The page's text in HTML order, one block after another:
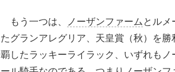
もう一つは、 ノーザンファーム とルメ
たグランアレグリア、天皇賞（秋）を
覇したラッキーライラック、いずれも